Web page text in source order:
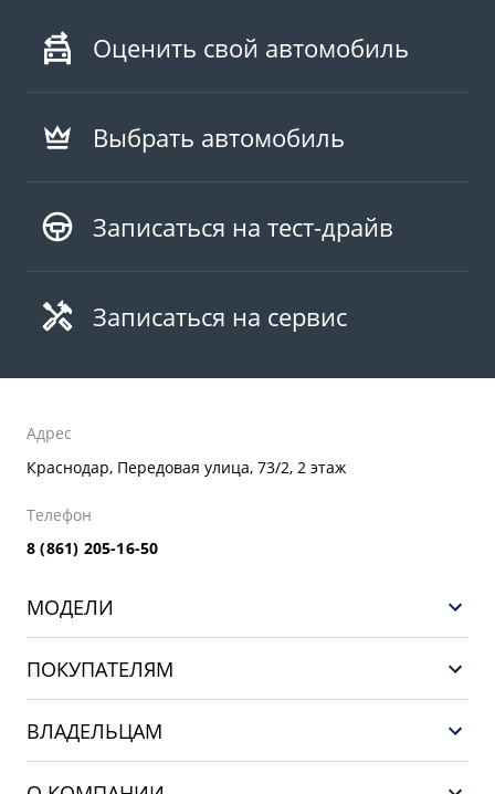
Оценить свой автомобиль
Выбрать автомобиль
Записаться на тест-драйв
Записаться на сервис
Адрес
Краснодар, Передовая улица, 73/2, 2 этаж
Телефон
8 (861) 205-16-50
МОДЕЛИ
EX5
PREFACE
ПОКУПАТЕЛЯМ
ВЛАДЕЛЬЦАМ